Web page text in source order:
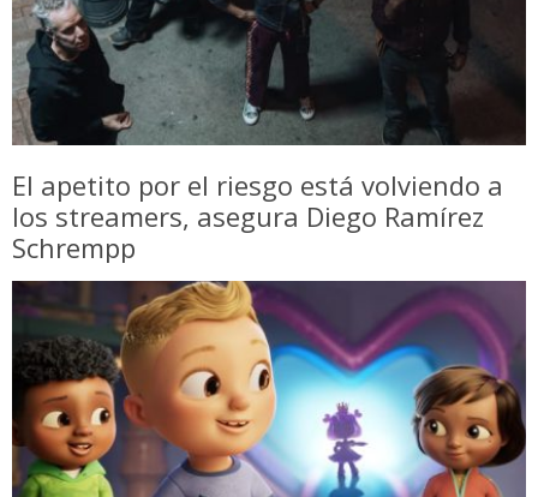
El apetito por el riesgo está volviendo a
los streamers, asegura Diego Ramírez
Schrempp